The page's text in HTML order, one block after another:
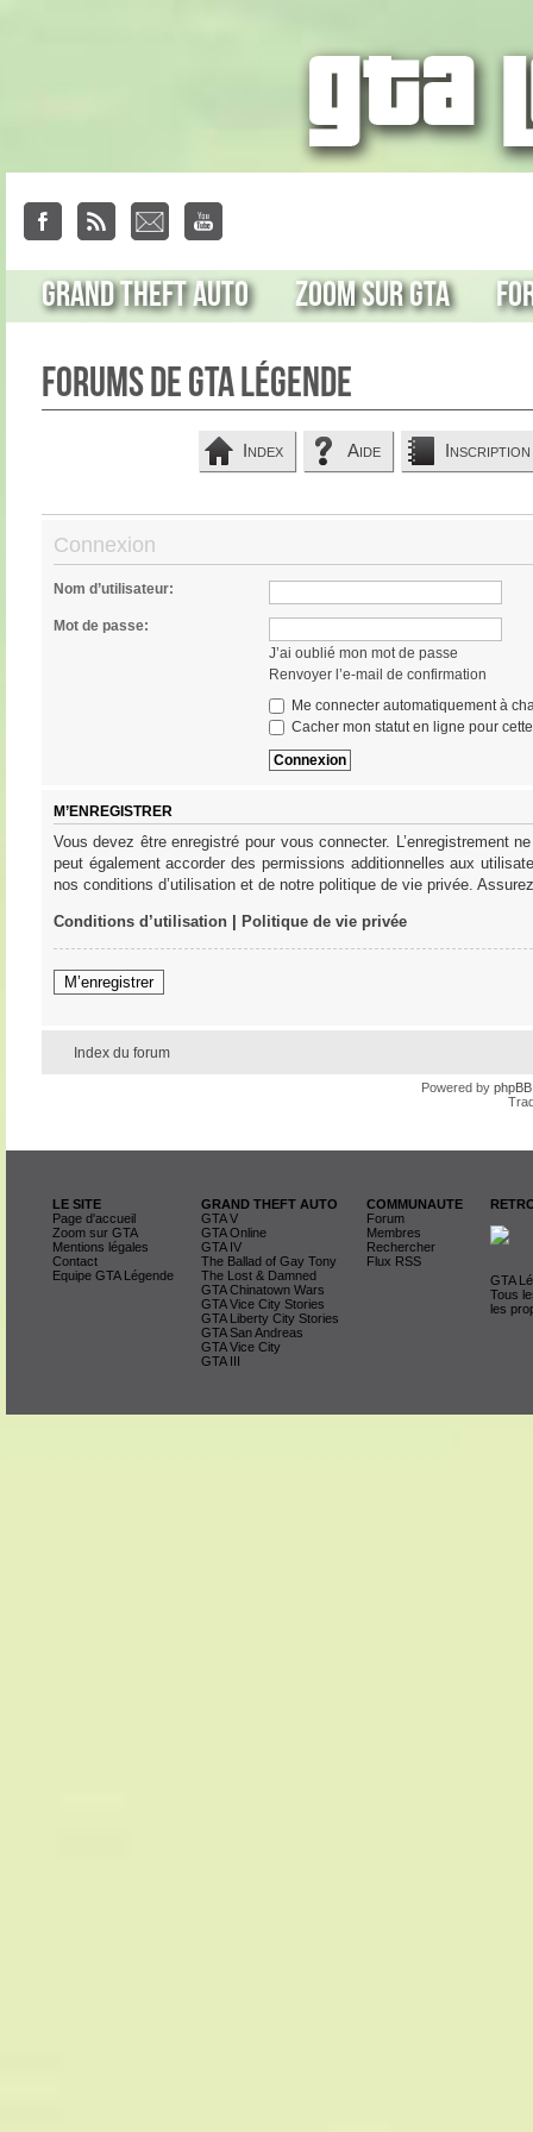
Grand Theft Auto Zoom sur GTA
Forums de GTA Légende
Index Aide Inscription
Connexion
Nom d’utilisateur:
Mot de passe:
J’ai oublié mon mot de passe
Renvoyer l’e-mail de confirmation
Me connecter automatiquement à
Cacher mon statut en ligne pour
M’ENREGISTRER
Vous devez être enregistré pour vous connecter. L’enregistrement
peut également accorder des permissions additionnelles aux
nos conditions d’utilisation et de notre politique de vie privée.
Conditions d’utilisation| Politique de vie privée
M’enregistrer
Index du forum
Powered by phpBB
LE SITE
Page d'accueil
Zoom sur GTA
Mentions légales
Contact
Equipe GTA Légende
GRAND THEFT AUTO
GTA V
GTA Online
GTA IV
The Ballad of Gay Tony
The Lost & Damned
GTA Chinatown Wars
GTA Vice City Stories
GTA Liberty City Stories
GTA San Andreas
GTA Vice City
GTA III
COMMUNAUTE
Forum
Membres
Rechercher
Flux RSS
GTA
Tous
les